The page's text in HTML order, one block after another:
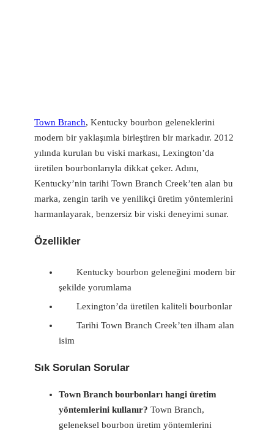
Town Branch, Kentucky bourbon geleneklerini
modern bir yaklaşımla birleştiren bir markadır. 2012
yılında kurulan bu viski markası, Lexington’da
üretilen bourbonlarıyla dikkat çeker. Adını,
Kentucky’nin tarihi Town Branch Creek’ten alan bu
marka, zengin tarih ve yenilikçi üretim yöntemlerini
harmanlayarak, benzersiz bir viski deneyimi sunar.
Özellikler
Kentucky bourbon geleneğini modern bir
şekilde yorumlama
Lexington’da üretilen kaliteli bourbonlar
Tarihi Town Branch Creek’ten ilham alan
isim
Sık Sorulan Sorular
Town Branch bourbonları hangi üretim
yöntemlerini kullanır? Town Branch,
geleneksel bourbon üretim yöntemlerini